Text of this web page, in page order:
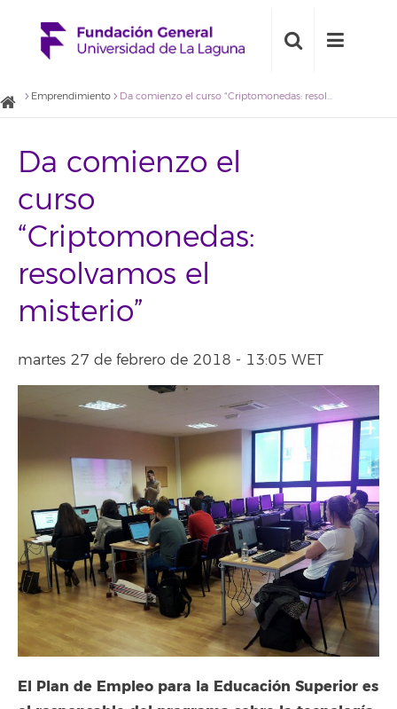
Emprendimiento Da comienzo el curso “Criptomonedas: resolvamos el misterio”
Da comienzo el
curso
“Criptomonedas:
resolvamos el
misterio”
martes 27 de febrero de 2018 - 13:05 WET
El Plan de Empleo para la Educación Superior es